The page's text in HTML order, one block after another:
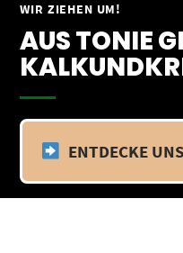
WIR ZIEHEN UM!
AUS TONIE
ENTDECKE
Springe
Inhalt
Vom 09.04.25 - 20.04.25
Zeitraum findet